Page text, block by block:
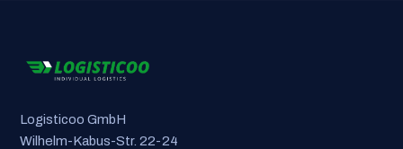
Logisticoo GmbH
Wilhelm-Kabus-Str. 22-24